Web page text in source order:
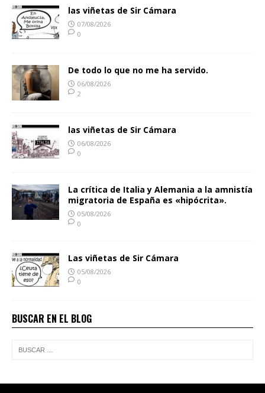
las viñetas de Sir Cámara
07/08/2026
0
De todo lo que no me ha servido.
06/08/2026
2
las viñetas de Sir Cámara
06/08/2026
0
La crítica de Italia y Alemania a la amnistía
migratoria de España es «hipócrita».
05/08/2026
0
Las viñetas de Sir Cámara
05/08/2026
0
BUSCAR EN EL BLOG